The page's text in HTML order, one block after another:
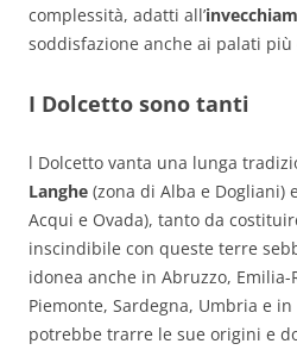
complessità, adatti all’
soddisfazione anche ai palati più
I Dolcetto sono tanti
l Dolcetto vanta una lunga
Langhe (zona di Alba e Dogliani)
Acqui e Ovada), tanto da
inscindibile con queste terre
idonea anche in Abruzzo, Emilia-
Piemonte, Sardegna, Umbria e
potrebbe trarre le sue origini e